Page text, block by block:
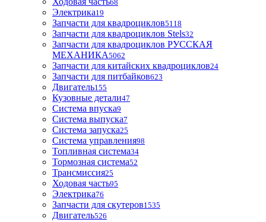
68
Электрика19
Запчасти для квадроциклов5118
Запчасти для квадроциклов Stels32
Запчасти для квадроциклов РУССКАЯ
МЕХАНИКА5062
Запчасти для китайских квадроциклов24
Запчасти для питбайков623
Двигатель155
Кузовные детали47
Система впуска9
Система выпуска7
Система запуска25
Система управления98
Топливная система34
Тормозная система52
Трансмиссия25
Ходовая часть95
Электрика76
Запчасти для скутеров1535
Двигатель526